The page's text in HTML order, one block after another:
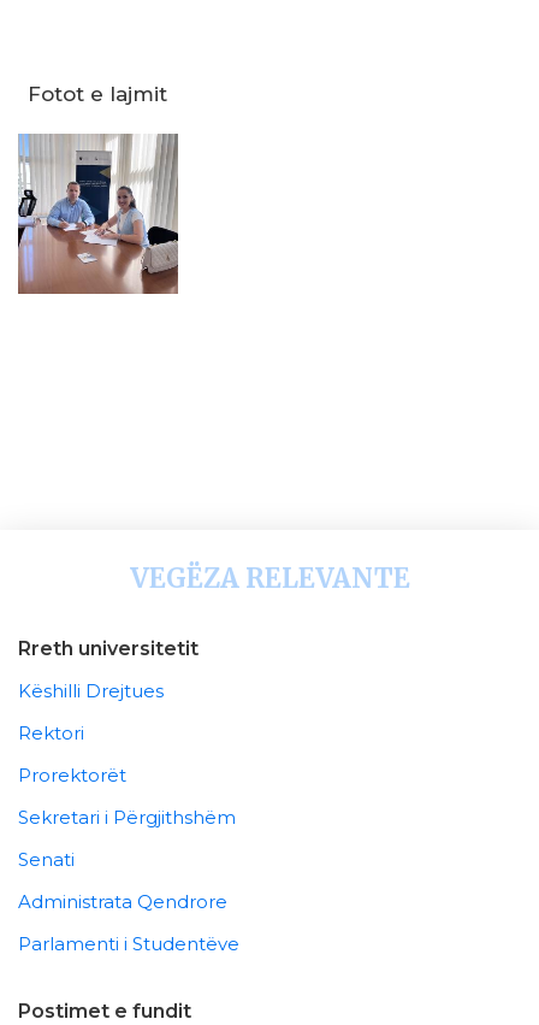
Fotot e lajmit
VEGËZA RELEVANTE
Rreth universitetit
Këshilli Drejtues
Rektori
Prorektorët
Sekretari i Përgjithshëm
Senati
Administrata Qendrore
Parlamenti i Studentëve
Postimet e fundit